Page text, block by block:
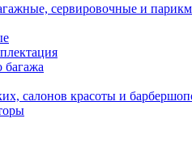
сервировочные и
багажа
салонов красоты и